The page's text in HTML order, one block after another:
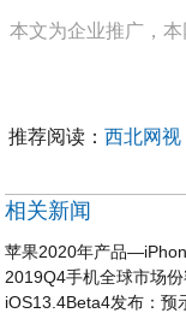
本文为企业推广，
推荐阅读：西北网视
相关新闻
苹果2020年产品
2019Q4手机全球市场
iOS13.4Beta4发布：预